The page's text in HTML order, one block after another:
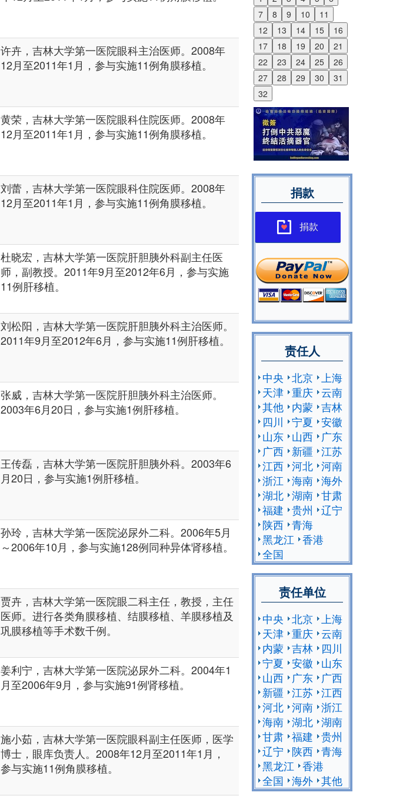
许卉，吉林大学第一医院眼科主治医师。2008年
12月至2011年1月，参与实施11例角膜移植。
黄荣，吉林大学第一医院眼科住院医师。2008年
12月至2011年1月，参与实施11例角膜移植。
刘蕾，吉林大学第一医院眼科住院医师。2008年
12月至2011年1月，参与实施11例角膜移植。
杜晓宏，吉林大学第一医院肝胆胰外科副主任医
师，副教授。2011年9月至2012年6月，参与实施
11例肝移植。
刘松阳，吉林大学第一医院肝胆胰外科主治医师。
2011年9月至2012年6月，参与实施11例肝移植。
张威，吉林大学第一医院肝胆胰外科主治医师。
2003年6月20日，参与实施1例肝移植。
王传磊，吉林大学第一医院肝胆胰外科。2003年6
月20日，参与实施1例肝移植。
孙玲，吉林大学第一医院泌尿外二科。2006年5月
～2006年10月，参与实施128例同种异体肾移植。
贾卉，吉林大学第一医院眼二科主任，教授，主任
医师。进行各类角膜移植、结膜移植、羊膜移植及
巩膜移植等手术数千例。
姜利宁，吉林大学第一医院泌尿外二科。2004年1
月至2006年9月，参与实施91例肾移植。
施小茹，吉林大学第一医院眼科副主任医师，医学
博士，眼库负责人。2008年12月至2011年1月，
参与实施11例角膜移植。
7
8 9 10
11
12
13 14 15
16
17
18 19 20
21
22
23 24 25
26
27
28 29 30
31
32
Previous
Next
捐款
捐款
责任人
中央 北京
上海
天津 重庆 云南
其他 内蒙 吉林
四川
宁夏 安徽
山东 山西
广东
广西 新疆 江苏
江西 河北 河南
浙江 海南 海外
湖北 湖南 甘肃
福建 贵州
辽宁
陕西 青海
黑龙江 香港
全国
责任单位
中央 北京
上海
天津 重庆 云南
内蒙 吉林
四川
宁夏 安徽
山东
山西
广东
广西
新疆 江苏 江西
河北 河南 浙江
海南 湖北 湖南
甘肃 福建 贵州
辽宁
陕西 青海
黑龙江 香港
全国 海外 其他